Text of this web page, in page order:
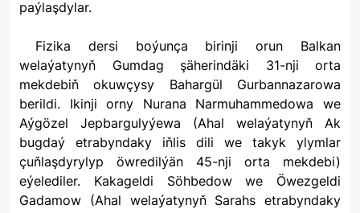
paýlaşdylar.
Fizika dersi boýunça birinji orun Balkan
welaýatynyň Gumdag şäherindäki 31-nji orta
mekdebiň okuwçysy Bahargül Gurbannazarowa
berildi. Ikinji orny Nurana Narmuhammedowa we
Aýgözel Jepbargulyýewa (Ahal welaýatynyň Ak
bugdaý etrabyndaky iňlis dili we takyk ylymlar
çuňlaşdyrylyp öwredilýän 45-nji orta mekdebi)
eýelediler. Kakageldi Söhbedow we Öwezgeldi
Gadamow (Ahal welaýatynyň Sarahs etrabyndaky